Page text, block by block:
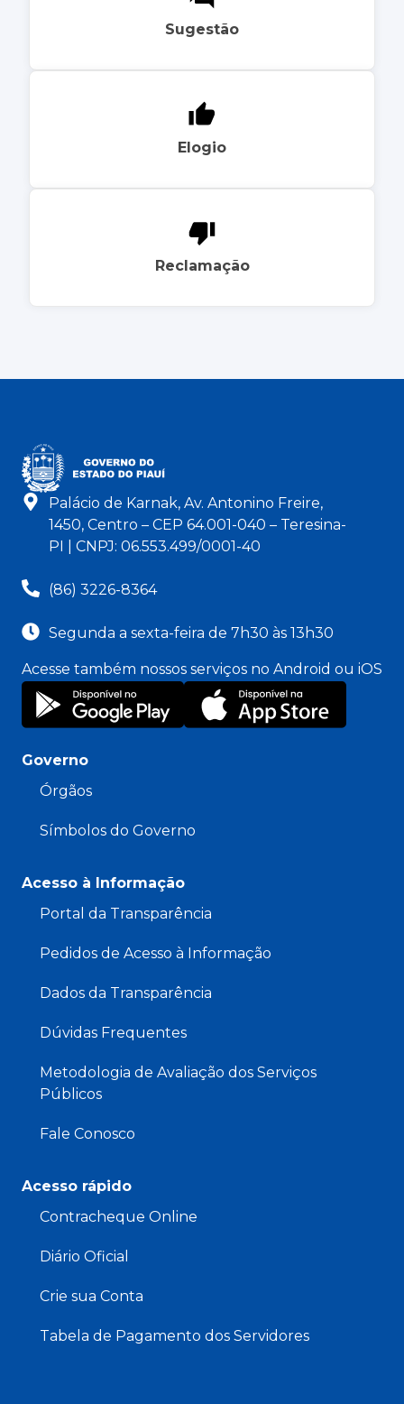
Sugestão
Elogio
Reclamação
Palácio de Karnak, Av. Antonino Freire,
1450, Centro – CEP 64.001-040 – Teresina-
PI | CNPJ: 06.553.499/0001-40
(86) 3226-8364
Segunda a sexta-feira de 7h30 às 13h30
Acesse também nossos serviços no Android ou iOS
Governo
Órgãos
Símbolos do Governo
Acesso à Informação
Portal da Transparência
Pedidos de Acesso à Informação
Dados da Transparência
Dúvidas Frequentes
Metodologia de Avaliação dos Serviços
Públicos
Fale Conosco
Acesso rápido
Contracheque Online
Diário Oficial
Crie sua Conta
Tabela de Pagamento dos Servidores